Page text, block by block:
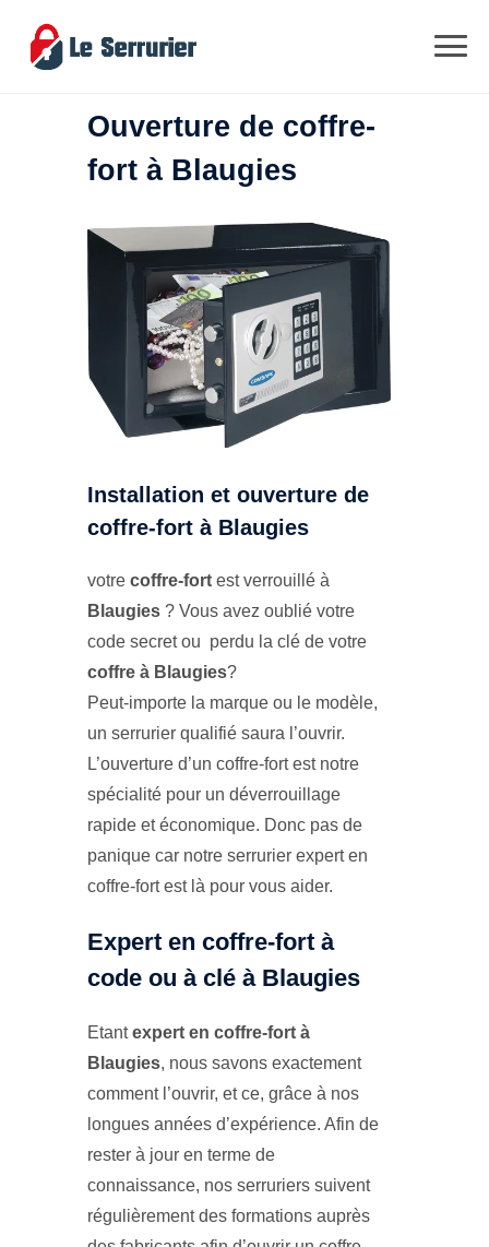
Ouverture de coffre-
fort à Blaugies
Installation et ouverture de
coffre-fort à Blaugies
votre coffre-fort est verrouillé à
Blaugies ? Vous avez oublié votre
code secret ou perdu la clé de votre
coffre à Blaugies?
Peut-importe la marque ou le modèle,
un serrurier qualifié saura l’ouvrir.
L’ouverture d’un coffre-fort est notre
spécialité pour un déverrouillage
rapide et économique. Donc pas de
panique car notre serrurier expert en
coffre-fort est là pour vous aider.
Expert en coffre-fort à
code ou à clé à Blaugies
Etantexpert en coffre-fort à
Blaugies, nous savons exactement
comment l’ouvrir, et ce, grâce à nos
longues années d’expérience. Afin de
rester à jour en terme de
connaissance, nos serruriers suivent
régulièrement des formations auprès